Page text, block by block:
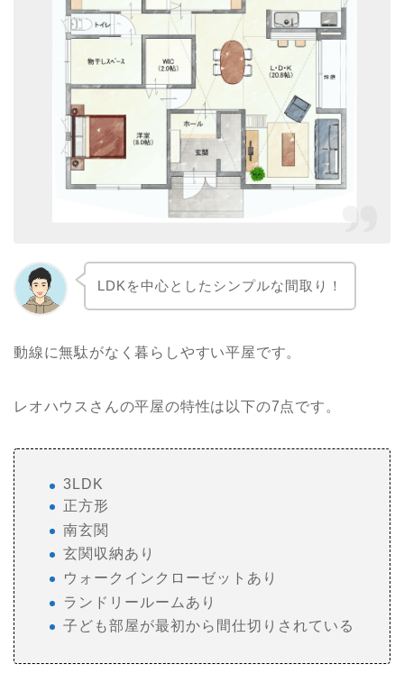
LDKを中心としたシンプルな間取り！
動線に無駄がなく暮らしやすい平屋です。
レオハウスさんの平屋の特性は以下の7点です。
3LDK
正方形
南玄関
玄関収納あり
ウォークインクローゼットあり
ランドリールームあり
子ども部屋が最初から間仕切りされている